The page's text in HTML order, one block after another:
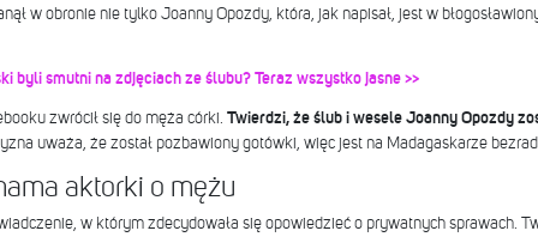
w obronie nie tylko Joanny Opozdy, która, jak napisał, jest w
byli smutni na zdjęciach ze ślubu? Teraz wszystko jasne >>
zwrócił się do męża córki. Twierdzi, że ślub i wesele Joanny Opozdy
uważa, że został pozbawiony gotówki, więc jest na Madagaskarze
aktorki o mężu
w którym zdecydowała się opowiedzieć o prywatnych sprawach.